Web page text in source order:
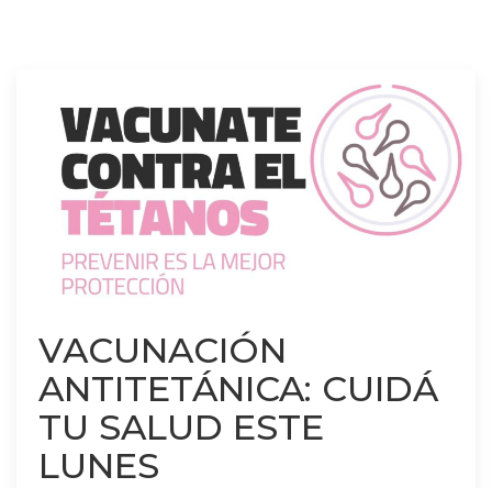
VACUNACIÓN
ANTITETÁNICA: CUIDÁ
TU SALUD ESTE
LUNES